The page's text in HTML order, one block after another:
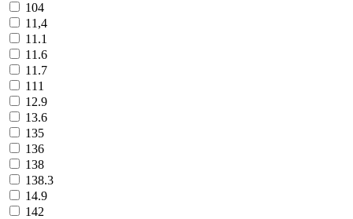
104
11,4
11.1
11.6
11.7
111
12.9
13.6
135
136
138
138.3
14.9
142